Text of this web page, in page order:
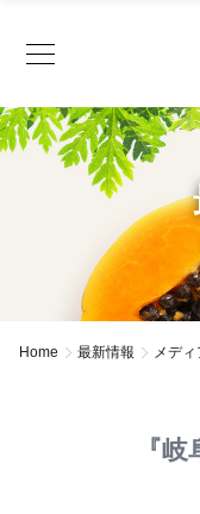
Home 最新情報 メデ
『